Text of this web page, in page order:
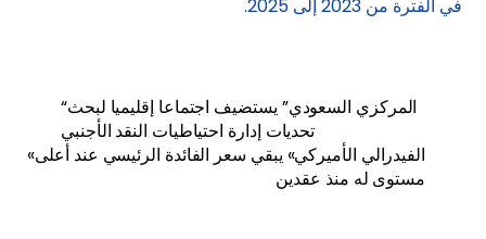
في الفترة من 2023 إلى 2025.
“المركزي السعودي” يستضيف اجتماعا إقليميا لبحث
تحديات إدارة احتياطيات النقد الأجنبي
«الفيدرالي الأميركي» يبقي سعر الفائدة الرئيسي عند أعلى
مستوى له منذ عقدين